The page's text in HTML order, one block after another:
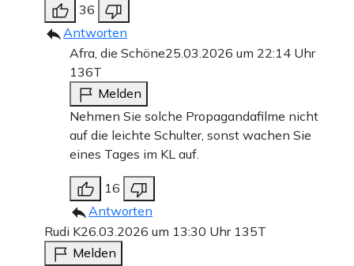
36
Antworten
Afra, die Schöne25.03.2026 um 22:14 Uhr
136T
Melden
Nehmen Sie solche Propagandafilme nicht
auf die leichte Schulter, sonst wachen Sie
eines Tages im KL auf.
16
Antworten
Rudi K26.03.2026 um 13:30 Uhr 135T
Melden